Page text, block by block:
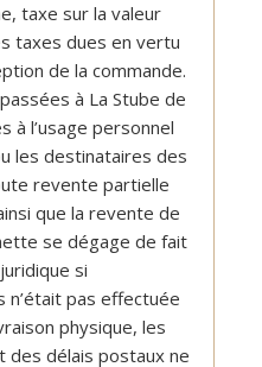
taxe sur la valeur
taxes dues en vertu
de la commande.
à La Stube de
à l’usage personnel
les destinataires des
revente partielle
que la revente de
se dégage de fait
si
n’était pas effectuée
physique, les
délais postaux ne